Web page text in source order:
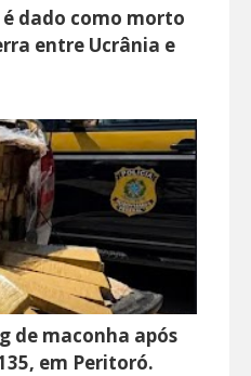
dado como morto
entre Ucrânia e
de maconha após
em Peritoró.